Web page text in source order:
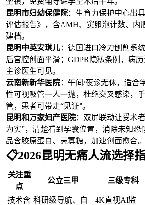
昆明市妇幼保健院：生育力保护中心出
评估报告》，含AMH、窦卵泡计数、内
建档。
昆明中英安琪儿：德国进口冷刀刨削系
后宫腔创面平滑；GDPR隐私条例，病
主诊医生可见。
云南新新华医院：午间/夜诊无休，适合
性可视吸管一人一抛，杜绝交叉感染，
管，患者可带走“见证”。
昆明和万家妇产医院：双屏联动让受术
为实”，清楚看到孕囊位置，消除未知恐
品含胶原蛋白、壳寡糖，加速创面愈合。
📋2026昆明无痛人流选择
关注重
点
公立三甲 三级专科
技术含 科研级导航、自
4K直视AI监